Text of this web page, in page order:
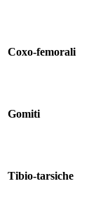
Coxo-femorali
Gomiti
Tibio-tarsiche